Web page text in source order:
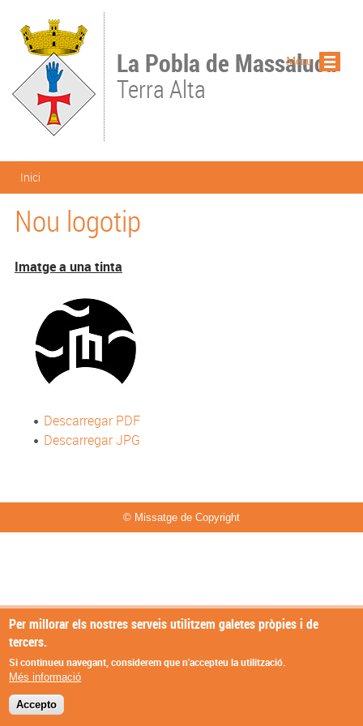
La Pobla de Massaluca
Terra Alta
Esteu aquí
Inici
Nou logotip
Imatge a una tinta
Descarregar PDF
Descarregar JPG
© Missatge de Copyright
Menu
Per millorar els nostres serveis utilitzem galetes pròpies i de
tercers.
Si continueu navegant, considerem que n'accepteu la utilització.
Més informació
Accepto